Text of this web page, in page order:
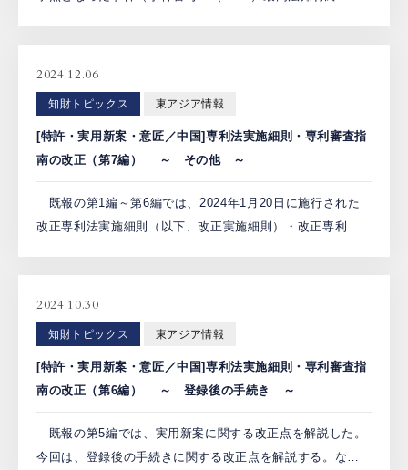
2024.12.06
知財トピックス 東アジア情報
[特許・実用新案・意匠／中国]専利法実施細則・専利審査指
南の改正（第7編） ～ その他 ～
既報の第1編～第6編では、2024年1月20日に施行された
改正専利法実施細則（以下、改正実施細則）・改正専利審
[…]
2024.10.30
知財トピックス 東アジア情報
[特許・実用新案・意匠／中国]専利法実施細則・専利審査指
南の改正（第6編） ～ 登録後の手続き ～
既報の第5編では、実用新案に関する改正点を解説した。
今回は、登録後の手続きに関する改正点を解説する。な